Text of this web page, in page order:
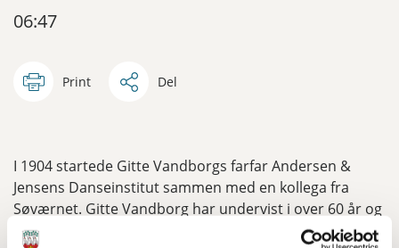
06:47
Print Del
I 1904 startede Gitte Vandborgs farfar Andersen &
Jensens Danseinstitut sammen med en kollega fra
Søværnet. Gitte Vandborg har undervist i over 60 år og
for 3 år siden vendte hun tilbage til salen på